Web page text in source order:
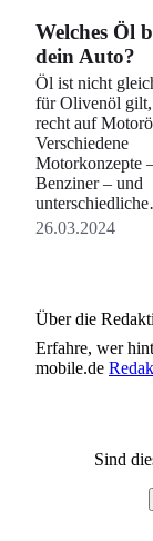
Welches Öl
dein Auto?
Öl ist nicht
für Olivenöl
recht auf
Verschiedene
Motorkonzepte
Benziner – und
unterschiedliche
Leistungsstärken
Motorschaden.
findest du den
Schmierstoff
läuft wie
26.03.2024
Über die
Erfahre, wer
mobile.de
Sind